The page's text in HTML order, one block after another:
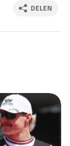
DELEN